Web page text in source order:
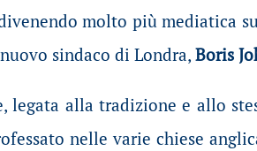
molto più mediatica
sindaco di Londra, Boris
alla tradizione e allo
nelle varie chiese